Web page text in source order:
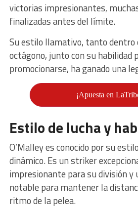
victorias impresionantes,
finalizadas antes del límite.
Su estilo llamativo, tanto dentro
octágono, junto con su habilidad
promocionarse, ha ganado una
¡Apuesta en
Estilo de lucha y
O’Malley es conocido por su
dinámico. Es un striker
impresionante para su división y
notable para mantener la
ritmo de la pelea.